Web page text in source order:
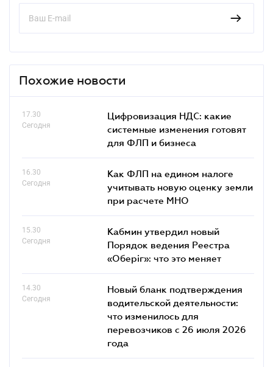
Похожие новости
17.30
Сегодня
Цифровизация НДС: какие
системные изменения готовят
для ФЛП и бизнеса
16.30
Сегодня
Как ФЛП на едином налоге
учитывать новую оценку земли
при расчете МНО
15.30
Сегодня
Кабмин утвердил новый
Порядок ведения Реестра
«Оберіг»: что это меняет
14.30
Сегодня
Новый бланк подтверждения
водительской деятельности:
что изменилось для
перевозчиков с 26 июля 2026
года